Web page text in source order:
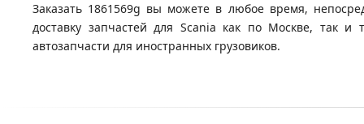
Заказать 1861569g вы можете в любое время,
доставку запчастей для Scania как по Москве, так
автозапчасти для иностранных грузовиков.